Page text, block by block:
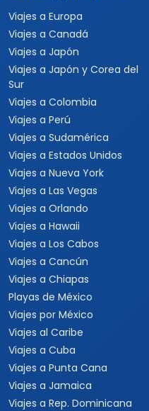
Viajes a Europa
Viajes a Canadá
Viajes a Japón
Viajes a Japón y Corea del
Sur
Viajes a Colombia
Viajes a Perú
Viajes a Sudamérica
Viajes a Estados Unidos
Viajes a Nueva York
Viajes a Las Vegas
Viajes a Orlando
Viajes a Hawaii
Viajes a Los Cabos
Viajes a Cancún
Viajes a Chiapas
Playas de México
Viajes por México
Viajes al Caribe
Viajes a Cuba
Viajes a Punta Cana
Viajes a Jamaica
Viajes a Rep. Dominicana